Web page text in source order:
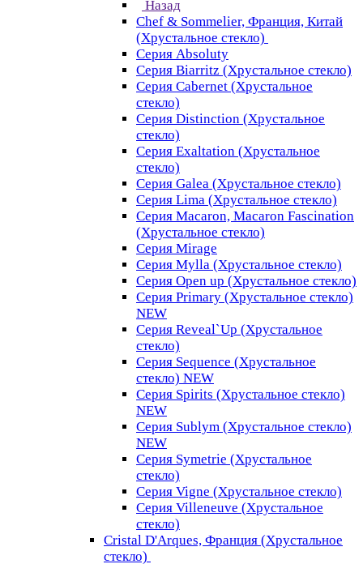
Назад
Chef & Sommelier, Франция, Китай
(Хрустальное стекло)
Серия Absoluty
Серия Biarritz (Хрустальное стекло)
Серия Cabernet (Хрустальное
стекло)
Серия Distinction (Хрустальное
стекло)
Серия Exaltation (Хрустальное
стекло)
Серия Galea (Хрустальное стекло)
Серия Lima (Хрустальное стекло)
Серия Macaron, Macaron Fascination
(Хрустальное стекло)
Серия Mirage
Серия Mylla (Хрустальное стекло)
Серия Open up (Хрустальное стекло)
Серия Primary (Хрустальное стекло)
NEW
Серия Reveal`Up (Хрустальное
стекло)
Серия Sequence (Хрустальное
стекло) NEW
Серия Spirits (Хрустальное стекло)
NEW
Серия Sublym (Хрустальное стекло)
NEW
Серия Symetrie (Хрустальное
стекло)
Серия Vigne (Хрустальное стекло)
Серия Villeneuve (Хрустальное
стекло)
Cristal D'Arques, Франция (Хрустальное
стекло)